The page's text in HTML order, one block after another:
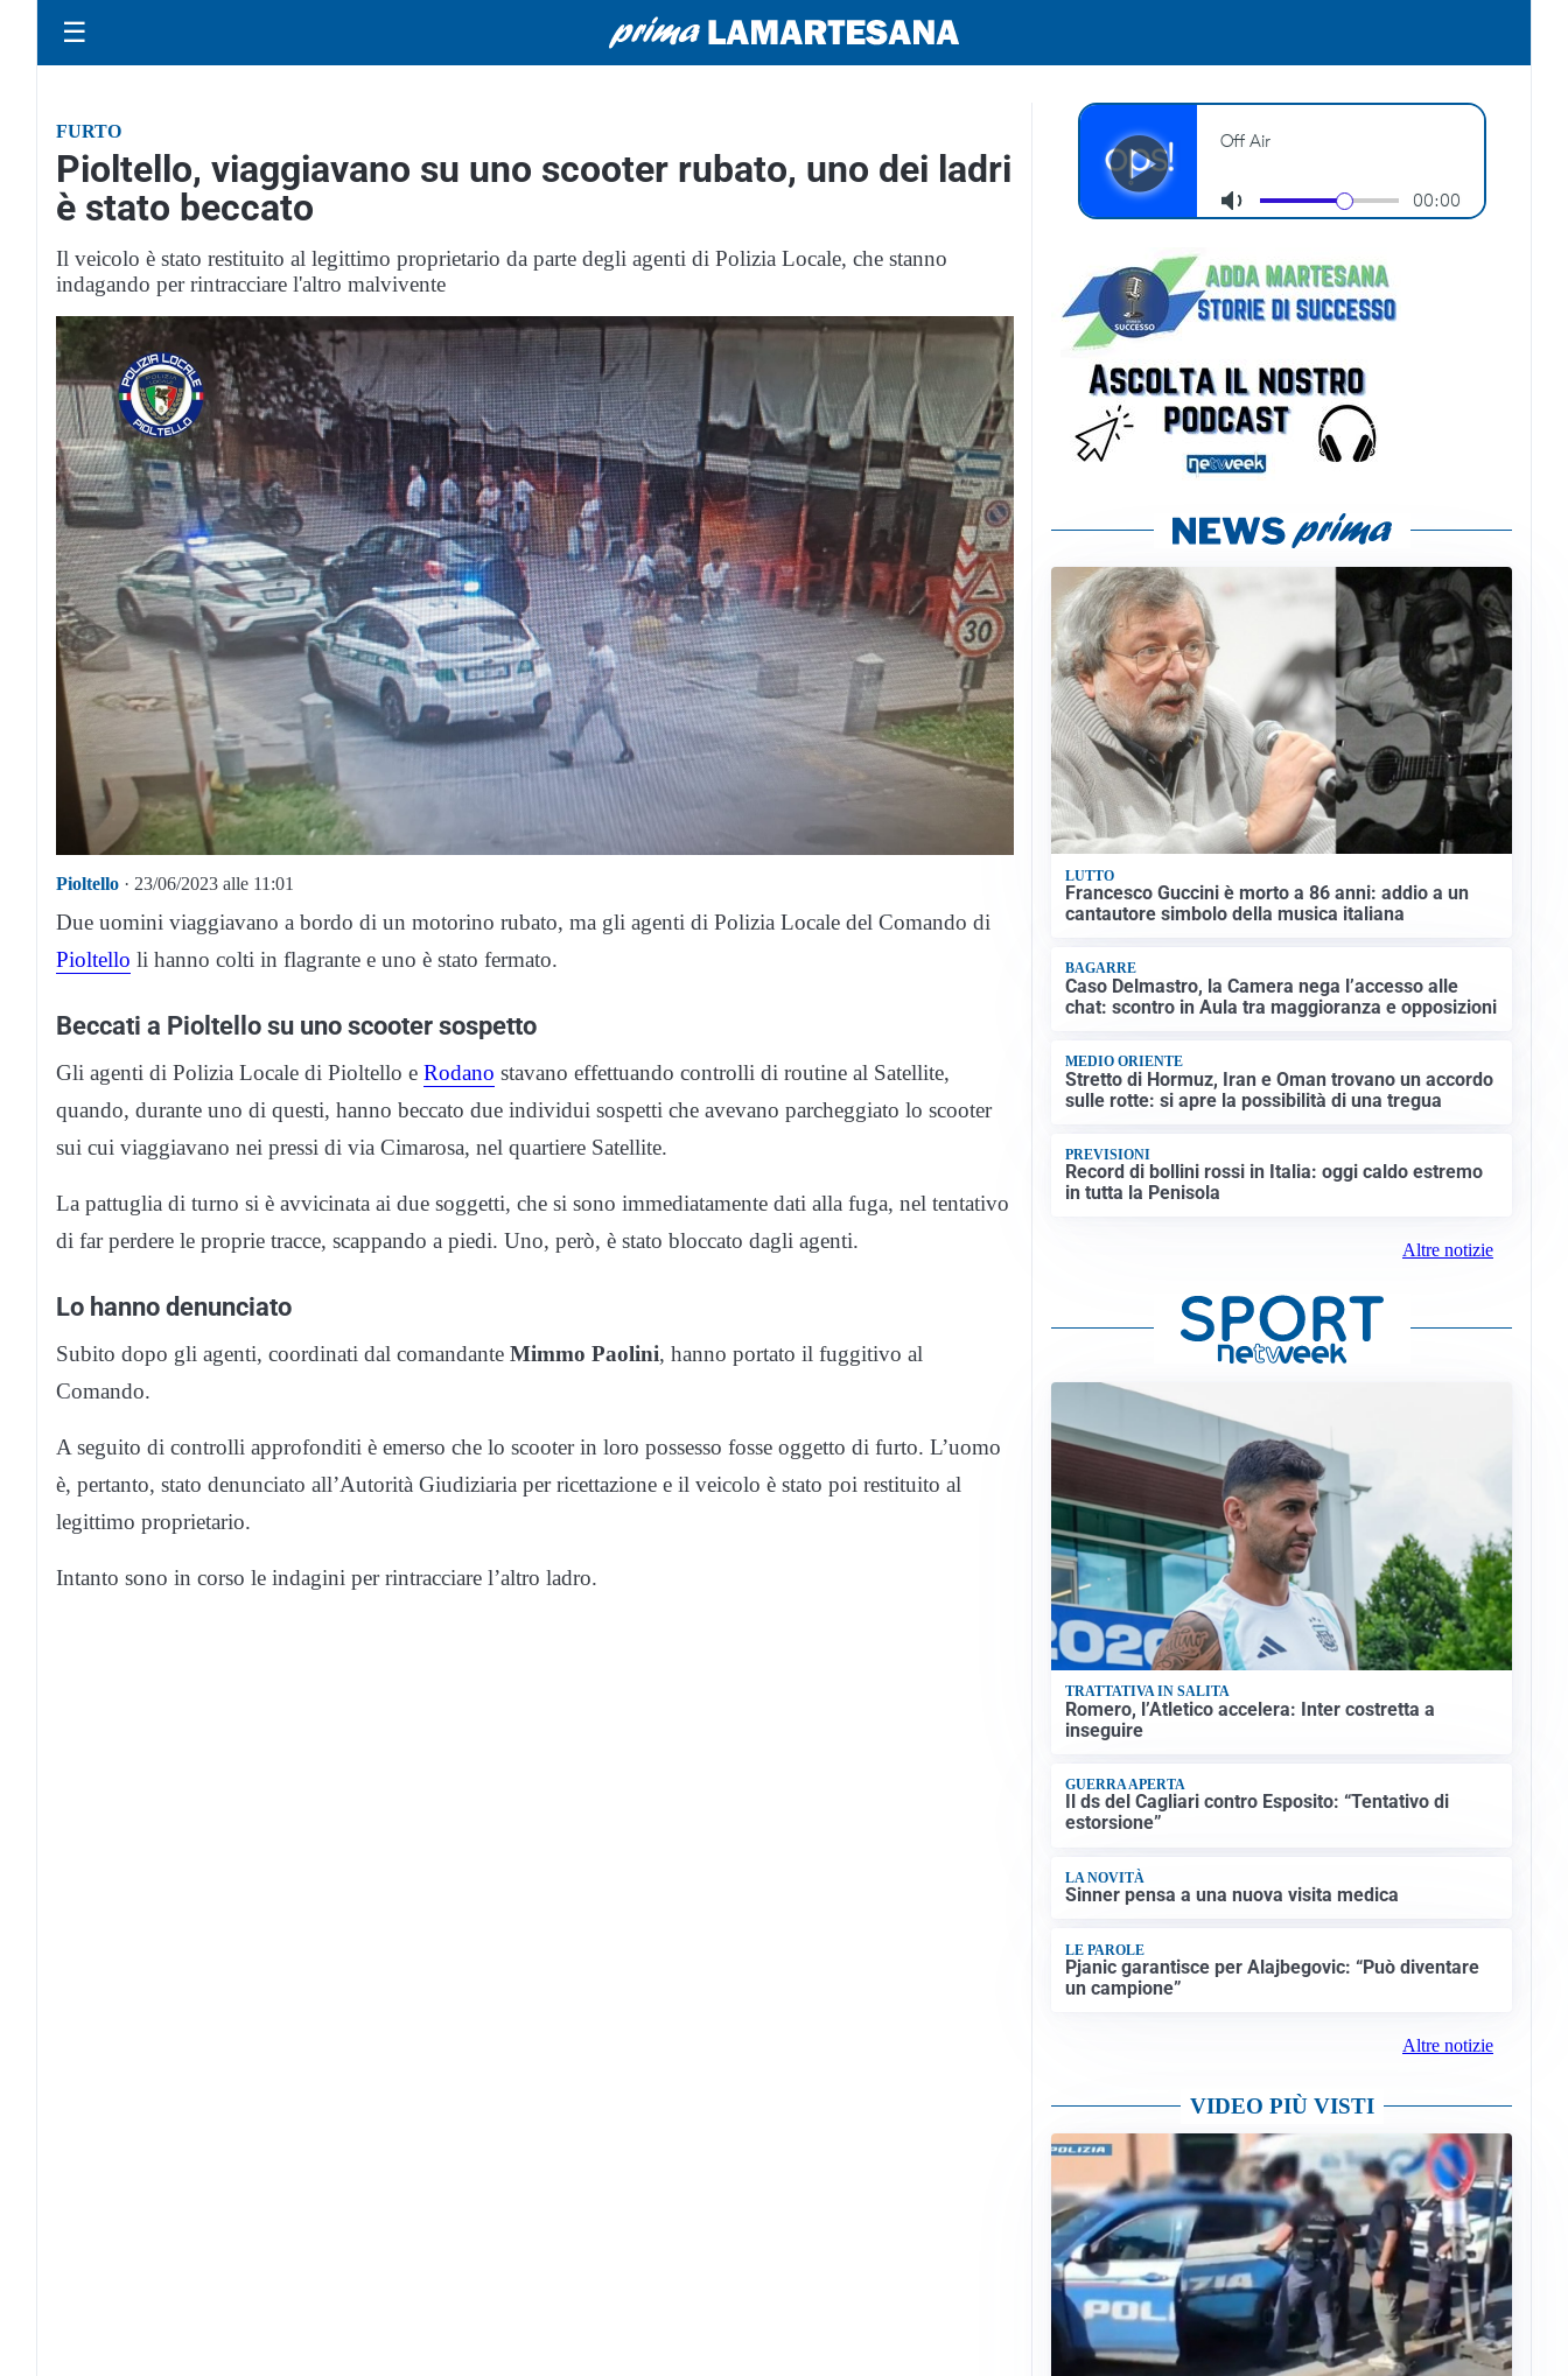
☰
FURTO
Pioltello, viaggiavano su uno scooter rubato, uno dei ladri
è stato beccato
Il veicolo è stato restituito al legittimo proprietario da parte degli agenti di Polizia Locale, che stanno
indagando per rintracciare l'altro malvivente
Pioltello · 23/06/2023 alle 11:01
Due uomini viaggiavano a bordo di un motorino rubato, ma gli agenti di Polizia Locale del Comando di
Pioltello li hanno colti in flagrante e uno è stato fermato.
Beccati a Pioltello su uno scooter sospetto
Gli agenti di Polizia Locale di Pioltello e Rodano stavano effettuando controlli di routine al Satellite,
quando, durante uno di questi, hanno beccato due individui sospetti che avevano parcheggiato lo scooter
sui cui viaggiavano nei pressi di via Cimarosa, nel quartiere Satellite.
La pattuglia di turno si è avvicinata ai due soggetti, che si sono immediatamente dati alla fuga, nel tentativo
di far perdere le proprie tracce, scappando a piedi. Uno, però, è stato bloccato dagli agenti.
Lo hanno denunciato
Subito dopo gli agenti, coordinati dal comandante Mimmo Paolini, hanno portato il fuggitivo al
Comando.
A seguito di controlli approfonditi è emerso che lo scooter in loro possesso fosse oggetto di furto. L’uomo
è, pertanto, stato denunciato all’Autorità Giudiziaria per ricettazione e il veicolo è stato poi restituito al
legittimo proprietario.
Intanto sono in corso le indagini per rintracciare l’altro ladro.
LUTTO
Francesco Guccini è morto a 86 anni: addio a un
cantautore simbolo della musica italiana
BAGARRE
Caso Delmastro, la Camera nega l’accesso alle
chat: scontro in Aula tra maggioranza e opposizioni
MEDIO ORIENTE
Stretto di Hormuz, Iran e Oman trovano un accordo
sulle rotte: si apre la possibilità di una tregua
PREVISIONI
Record di bollini rossi in Italia: oggi caldo estremo
in tutta la Penisola
Altre notizie
TRATTATIVA IN SALITA
Romero, l’Atletico accelera: Inter costretta a
inseguire
GUERRA APERTA
Il ds del Cagliari contro Esposito: “Tentativo di
estorsione”
LA NOVITÀ
Sinner pensa a una nuova visita medica
LE PAROLE
Pjanic garantisce per Alajbegovic: “Può diventare
un campione”
Altre notizie
VIDEO PIÙ VISTI